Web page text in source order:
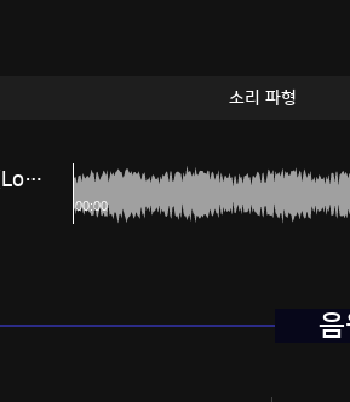
소리 파형
뜻대로 되지 않는 하루(Long Ver.)